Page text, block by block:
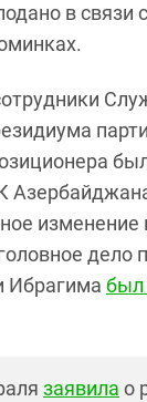
в связи
изменение
дело
Ибрагима был
заявила о